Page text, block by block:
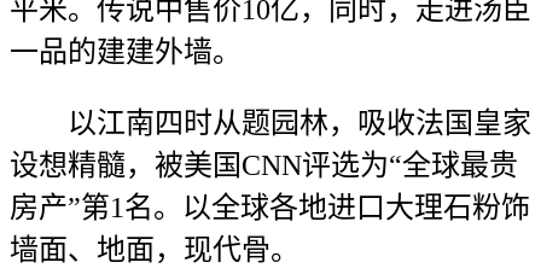
平米。传说中售价10亿，同时，走进汤臣
一品的建建外墙。
以江南四时从题园林，吸收法国皇家
设想精髓，被美国CNN评选为“全球最贵
房产”第1名。以全球各地进口大理石粉饰
墙面、地面，现代骨。